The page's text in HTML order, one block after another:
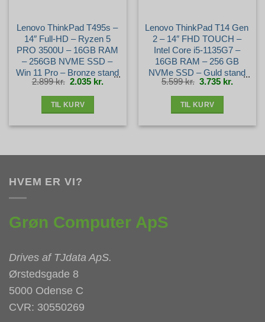
Lenovo ThinkPad T495s –
14″ Full-HD – Ryzen 5
PRO 3500U – 16GB RAM
– 256GB NVME SSD –
Win 11 Pro – Bronze stand
2.899kr. Den
oprindelige
pris
2.035 kr. Den
aktuelle
pris
TIL KURV
Lenovo ThinkPad T14 Gen
2 – 14″ FHD TOUCH –
Intel Core i5-1135G7 –
16GB RAM – 256 GB
NVMe SSD – Guld stand
5.599kr. Den
oprindelige
pris
3.735 kr. Den
aktuelle
pris
TIL KURV
HVEM ER VI?
Grøn Computer ApS
Drives af TJdata ApS.
Ørstedsgade 8
5000 Odense C
CVR: 30550269